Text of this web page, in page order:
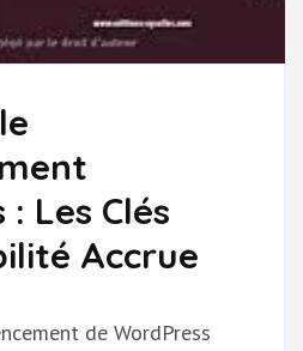
Les Clés
Accrue
de WordPress